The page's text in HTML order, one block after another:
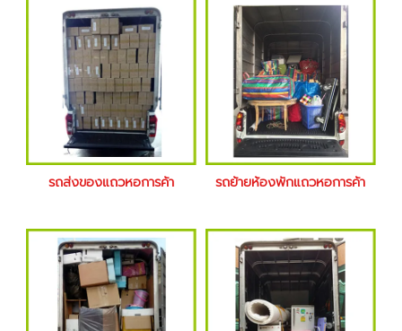
รถส่งของแถวหอการค้า รถย้ายห้องพักแถวหอการค้า